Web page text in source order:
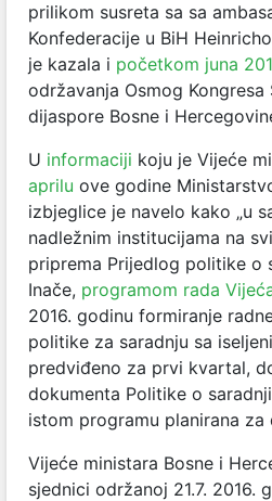
prilikom susreta sa sa
Konfederacije u BiH
je kazala i početkom juna
održavanja Osmog
dijaspore Bosne i
U informaciji koju je Vijeće
aprilu ove godine
izbjeglice je navelo kako „u
nadležnim institucijama na
priprema Prijedlog politike o
Inače, programom rada
2016. godinu formiranje
politike za saradnju sa
predviđeno za prvi kvartal,
dokumenta Politike o
istom programu planirana
Vijeće ministara Bosne i
sjednici održanoj 21.7. 2016.